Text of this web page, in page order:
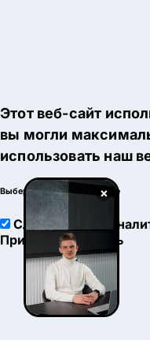
×
Этот веб-сайт
вы могли
использовать наш
Выберите настройки cookie
Служебные
Принять
Настроить